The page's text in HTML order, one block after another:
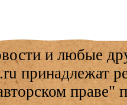
и любые
принадлежат
праве"